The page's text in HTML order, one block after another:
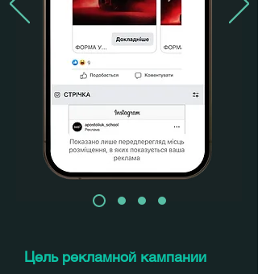
Цель рекламной кампании